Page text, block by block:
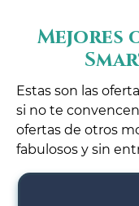
Mejores
Estas son las
si no te
ofertas de otros
fabulosos y sin